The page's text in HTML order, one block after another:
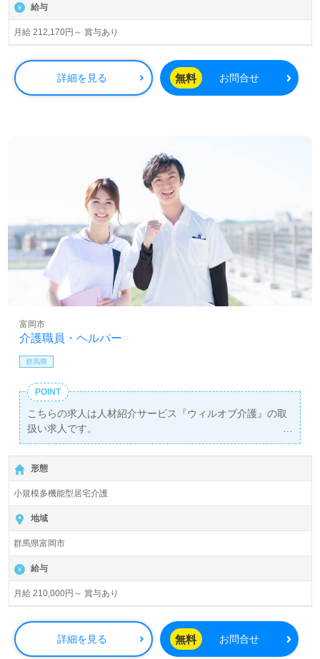
給与
月給 212,170円～ 賞与あり
詳細を見る 無料 お問合せ
介護職員・ヘルパー
富岡市
群馬県
POINT
こちらの求人は人材紹介サービス『ウィルオブ介護』の取
扱い求人です。
詳細に関してお気軽にご相談ください♪
【無料】で皆さんの転職活動をサポートいたします。
形態
小規模多機能型居宅介護
地域
群馬県富岡市
給与
月給 210,000円～ 賞与あり
詳細を見る 無料 お問合せ